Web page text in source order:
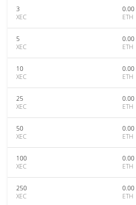
3
XEC
0.00
ETH
5
XEC
0.00
ETH
10
XEC
0.00
ETH
25
XEC
0.00
ETH
50
XEC
0.00
ETH
100
XEC
0.00
ETH
250
XEC
0.00
ETH